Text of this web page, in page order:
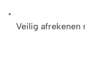
Veilig afrekenen